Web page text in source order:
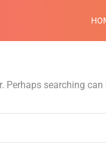
Perhaps searching can